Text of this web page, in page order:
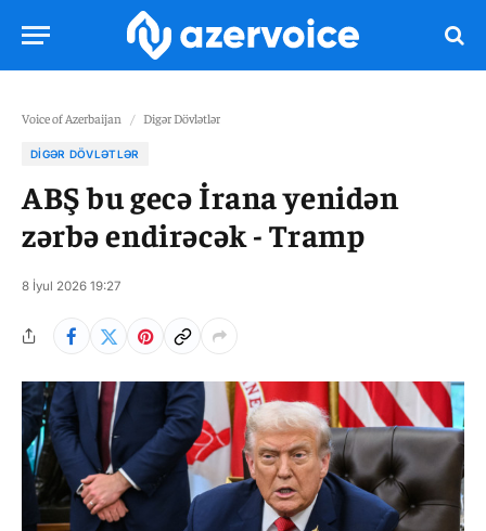
Voice of Azerbaijan / Digər Dövlətlər
DIGƏR DÖVLƏTLƏR
ABŞ bu gecə İrana yenidən
zərbə endirəcək - Tramp
8 İyul 2026 19:27